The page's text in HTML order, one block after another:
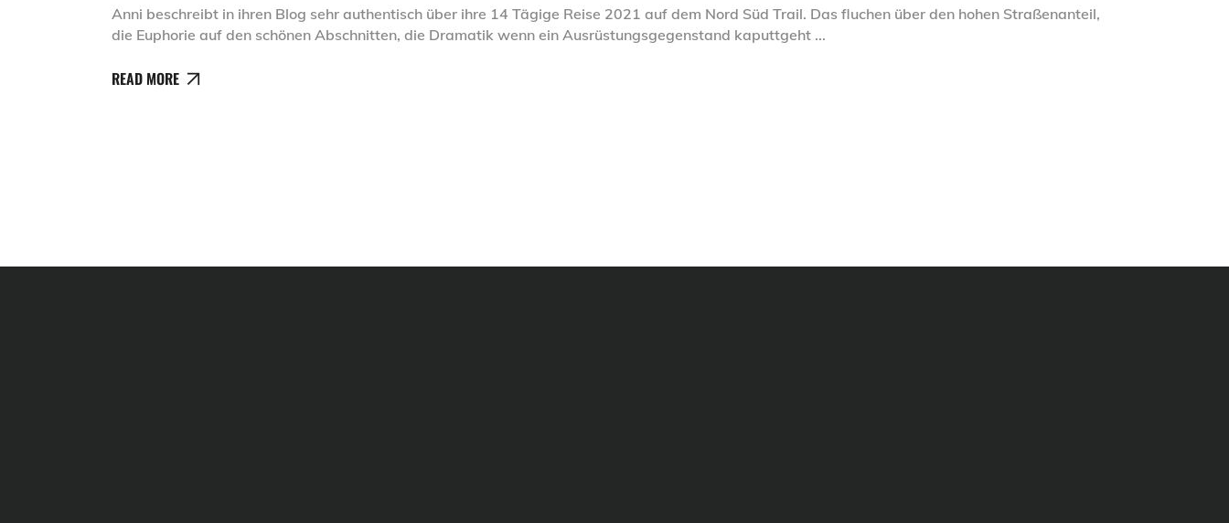
Anni beschreibt in ihren Blog sehr authentisch über ihre 14 Tägige Reise 2021 auf dem Nord Süd Trail. Das fluchen über den hohen Straßenanteil,
die Euphorie auf den schönen Abschnitten, die Dramatik wenn ein Ausrüstungsgegenstand kaputtgeht
READ MORE